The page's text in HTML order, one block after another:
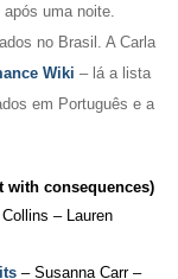
uma noite.
no Brasil. A Carla
Wiki – lá a lista
em Português e a
with consequences)
– Lauren
– Susanna Carr –